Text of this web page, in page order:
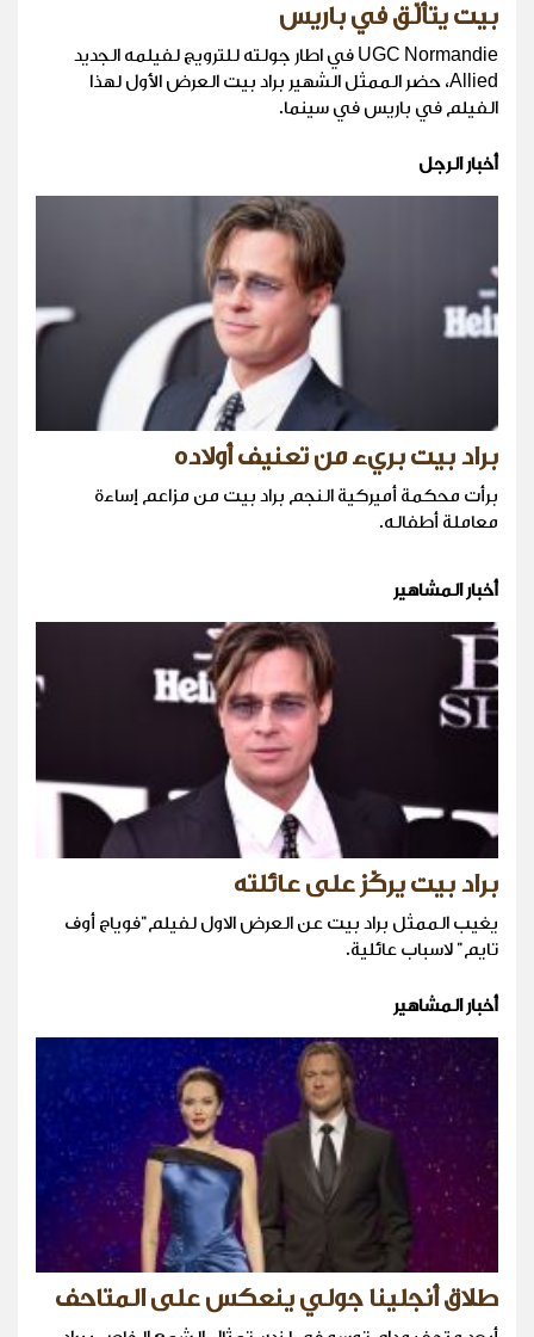
بيت يتألّق في باريس
UGC Normandie في اطار جولته للترويج لفيلمه الجديد
Allied، حضر الممثل الشهير براد بيت العرض الأول لهذا
الفيلم في باريس في سينما.
أخبار الرجل
براد بيت بريء من تعنيف أولاده
برأت محكمة أميركية النجم براد بيت من مزاعم إساءة
معاملة أطفاله.
أخبار المشاهير
براد بيت يركّز على عائلته
يغيب الممثل براد بيت عن العرض الاول لفيلم"فوياج أوف
تايم" لاسباب عائلية.
أخبار المشاهير
طلاق أنجلينا جولي ينعكس على المتاحف